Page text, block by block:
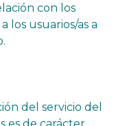
con los
los usuarios/as a
del servicio del